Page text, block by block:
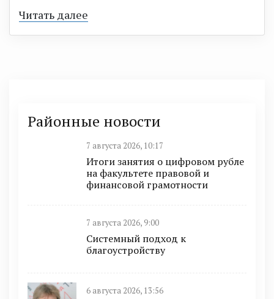
Читать далее
Районные новости
7 августа 2026, 10:17
Итоги занятия о цифровом рубле
на факультете правовой и
финансовой грамотности
7 августа 2026, 9:00
Системный подход к
благоустройству
6 августа 2026, 13:56